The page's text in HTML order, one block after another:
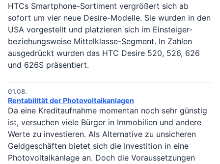
HTCs Smartphone-Sortiment vergrößert sich ab
sofort um vier neue Desire-Modelle. Sie wurden in den
USA vorgestellt und platzieren sich im Einsteiger-
beziehungsweise Mittelklasse-Segment. In Zahlen
ausgedrückt wurden das HTC Desire 520, 526, 626
und 626S präsentiert.
01.08.
Rentabilität der Photovoltaikanlagen
Da eine Kreditaufnahme momentan noch sehr günstig
ist, versuchen viele Bürger in Immobilien und andere
Werte zu investieren. Als Alternative zu unsicheren
Geldgeschäften bietet sich die Investition in eine
Photovoltaikanlage an. Doch die Voraussetzungen